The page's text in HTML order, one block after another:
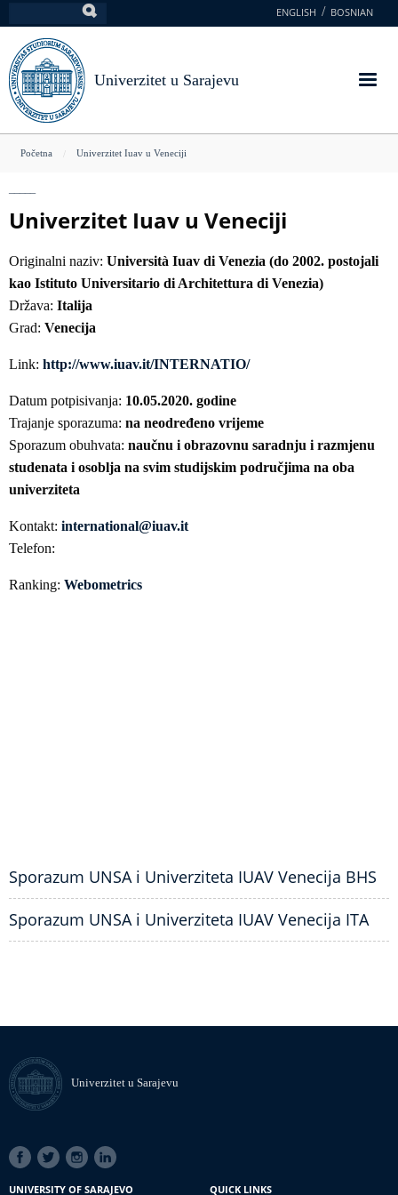
na
glavni
sadržaj
ENGLISH BOSNIAN
Univerzitet u Sarajevu
You
here
Početna Univerzitet Iuav u Veneciji
Univerzitet Iuav u Veneciji
Originalni naziv: Università Iuav di Venezia (do 2002. postojali
kao Istituto Universitario di Architettura di Venezia)
Država: Italija
Grad: Venecija
Link: http://www.iuav.it/INTERNATIO/
Datum potpisivanja: 10.05.2020. godine
Trajanje sporazuma: na neodređeno vrijeme
Sporazum obuhvata: naučnu i obrazovnu saradnju i razmjenu
studenata i osoblja na svim studijskim područjima na oba
univerziteta
Kontakt: international@iuav.it
Telefon:
Ranking: Webometrics
Sporazum UNSA i Univerziteta IUAV Venecija BHS
Sporazum UNSA i Univerziteta IUAV Venecija ITA
Univerzitet u Sarajevu
SOCIAL
LINKS
UNIVERSITY OF SARAJEVO
QUICK LINKS